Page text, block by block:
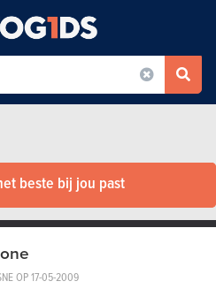
beste bij jou past
OP17-05-2009